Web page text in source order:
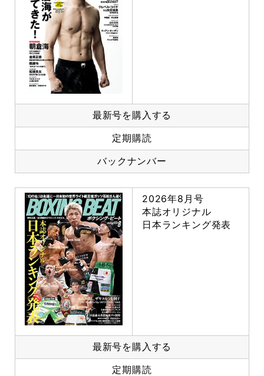
最新号を購入する
定期購読
バックナンバー
2026年8月号
本誌オリジナル
日本ランキング発表
最新号を購入する
定期購読